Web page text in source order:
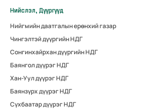
Нийслэл, Дүүргүүд
Нийгмийн даатгалын ерөнхий газар
Чингэлтэй дүүргийн НДГ
Сонгинхайрхан дүүргийн НДГ
Баянгол дүүрэг НДГ
Хан-Уул дүүрэг НДГ
Баянзүрх дүүрэг НДГ
Сүхбаатар дүүрэг НДГ